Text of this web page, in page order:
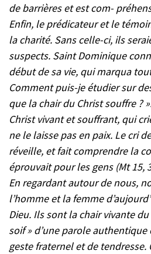
de barrières et est com-
Enfin, le prédicateur et le
la charité. Sans celle-ci, ils
suspects. Saint Dominique
début de sa vie, qui marqua
Comment puis-je étudier sur
que la chair du Christ souffre ?
Christ vivant et souffrant, qui
ne le laisse pas en paix. Le cri
réveille, et fait comprendre la
éprouvait pour les gens (Mt 15,
En regardant autour de nous,
l’homme et la femme
Dieu. Ils sont la chair vivante du
soif » d’une parole authentique
geste fraternel et de